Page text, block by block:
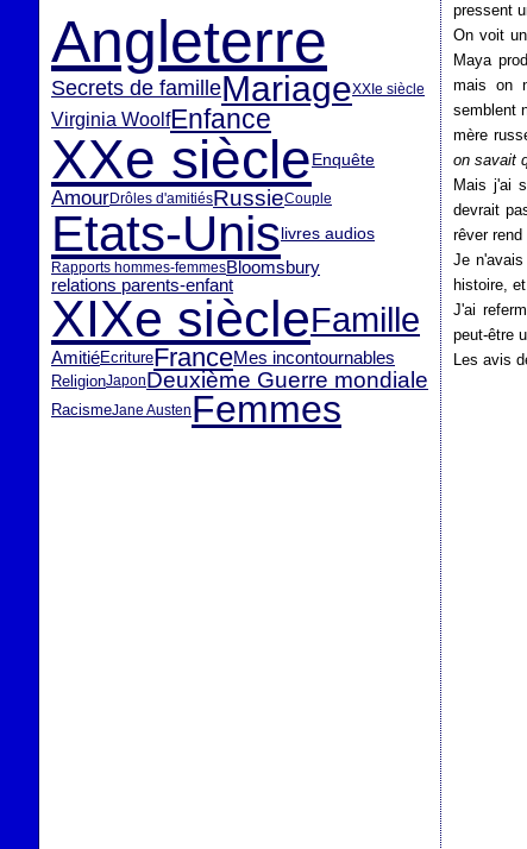
Angleterre
Secrets de familleMariageXXIe siècle
Virginia WoolfEnfance
XXe siècleEnquête
AmourDrôles d'amitiésRussieCouple
Etats-Unislivres audios
Rapports hommes-femmesBloomsbury
relations parents-enfant
XIXe siècleFamille
AmitiéEcritureFranceMes incontournables
ReligionJaponDeuxième Guerre mondiale
RacismeJane Austen Femmes
pressent
On voit
Maya
mais on
semblent
mère
on savait
Mais j'ai
devrait
rêver
Je
histoire,
J'ai
peut-être
Les avis